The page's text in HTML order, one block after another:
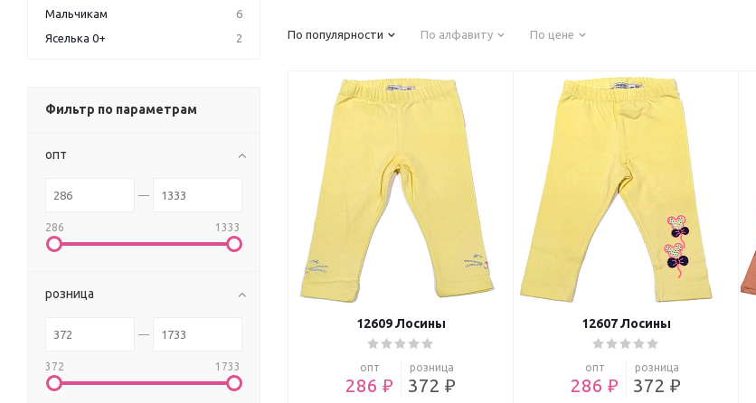
По популярности По алфавиту По цене
12609 Лосины
опт
286 ₽
розница
372 ₽
12607 Лосины
опт
286 ₽
розница
372 ₽
Мальчикам
6
Яселька 0+
2
Фильтр по параметрам
опт
286 1333
розница
372 1733